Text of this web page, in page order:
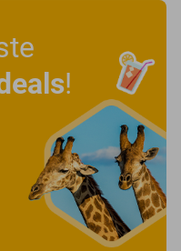
!